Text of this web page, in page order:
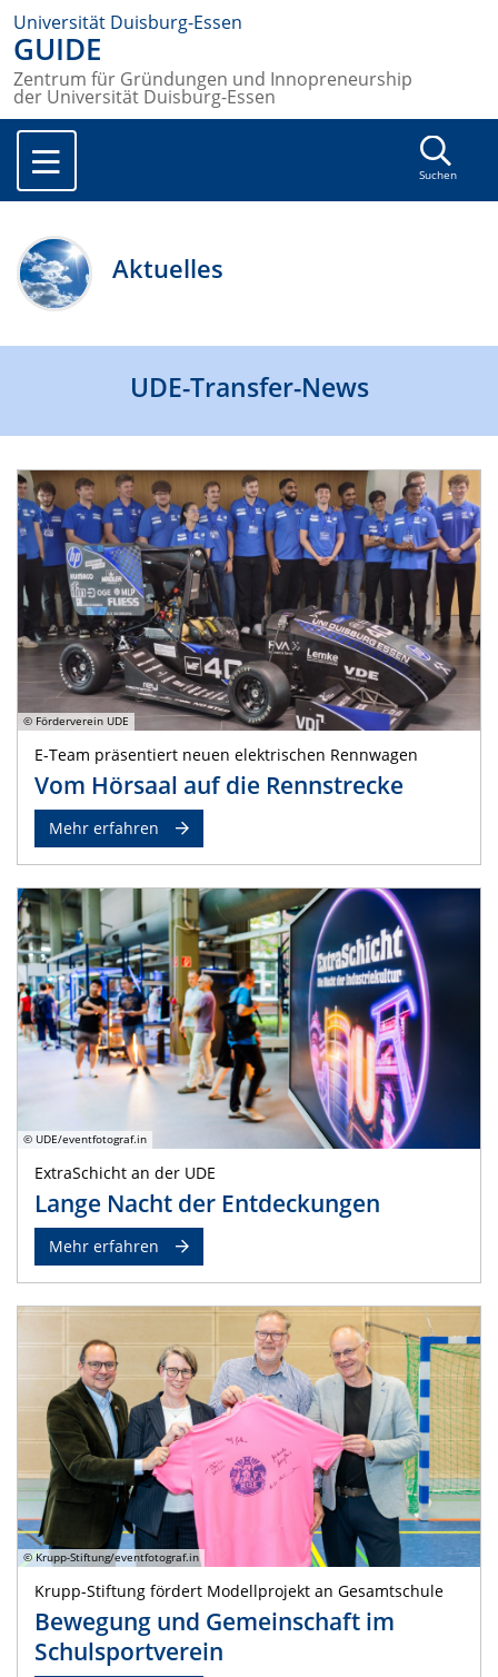
Universität Duisburg-Essen
GUIDE
Zentrum für Gründungen und Innopreneurship
der Universität Duisburg-Essen
Suchen
Aktuelles
UDE-Transfer-News
© Förderverein UDE
E-Team präsentiert neuen elektrischen Rennwagen
Vom Hörsaal auf die Rennstrecke
Mehr erfahren
© UDE/eventfotograf.in
ExtraSchicht an der UDE
Lange Nacht der Entdeckungen
Mehr erfahren
© Krupp-Stiftung/eventfotograf.in
Krupp-Stiftung fördert Modellprojekt an Gesamtschule
Bewegung und Gemeinschaft im
Schulsportverein